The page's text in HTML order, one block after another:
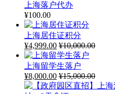
上海落户代办
¥100.00
上海居住证积分
¥4,999.00 ¥10,000.00
上海留学生落户
¥8,000.00 ¥15,000.00